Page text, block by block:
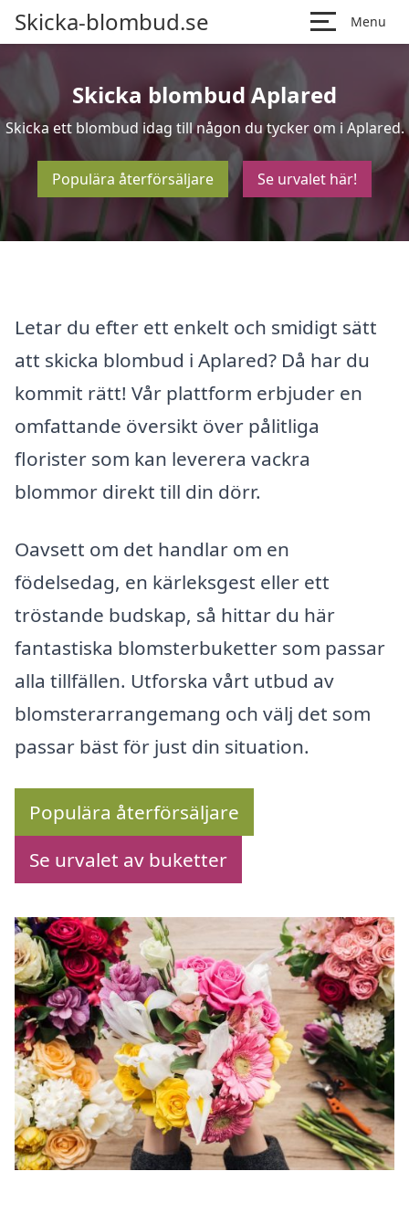
Skicka-blombud.se Menu
Skicka blombud Aplared
Skicka ett blombud idag till någon du tycker om i Aplared.
Populära återförsäljare Se urvalet här!
Letar du efter ett enkelt och smidigt sätt
att skicka blombud i Aplared? Då har du
kommit rätt! Vår plattform erbjuder en
omfattande översikt över pålitliga
florister som kan leverera vackra
blommor direkt till din dörr.
Oavsett om det handlar om en
födelsedag, en kärleksgest eller ett
tröstande budskap, så hittar du här
fantastiska blomsterbuketter som passar
alla tillfällen. Utforska vårt utbud av
blomsterarrangemang och välj det som
passar bäst för just din situation.
Populära återförsäljare
Se urvalet av buketter